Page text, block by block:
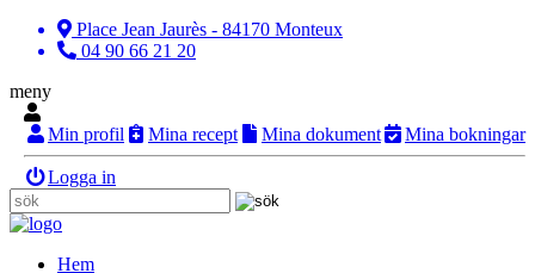
Place Jean Jaurès - 84170 Monteux
04 90 66 21 20
meny
Min profil Mina recept Mina dokument Mina bokningar
Logga in
Hem